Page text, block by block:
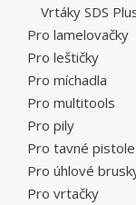
Vrtáky SDS
Pro lamelovačky
Pro leštičky
Pro míchadla
Pro multitools
Pro pily
Pro tavné pistole
Pro úhlové
Pro vrtačky